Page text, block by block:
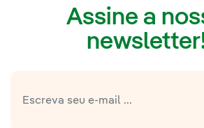
Assine a